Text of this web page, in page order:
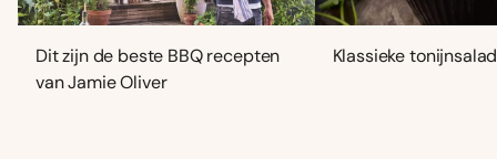
Dit zijn de beste BBQ recepten
van Jamie Oliver
Klassieke